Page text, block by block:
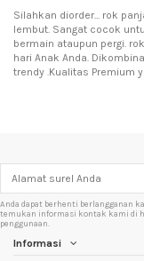
Silahkan diorder... rok
lembut. Sangat cocok
bermain ataupun pergi.
hari Anak Anda.
trendy .Kualitas Premium
Anda dapat berhenti berlangganan
temukan informasi kontak kami di
penggunaan.
Informasi